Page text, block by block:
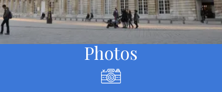
Photos